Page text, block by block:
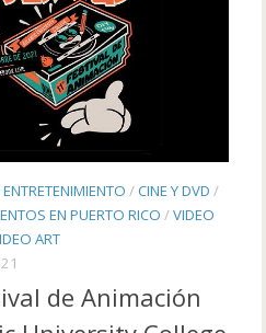
/CINE Y DVD /
EN PUERTO RICO /VIDEO
ART
de Animación